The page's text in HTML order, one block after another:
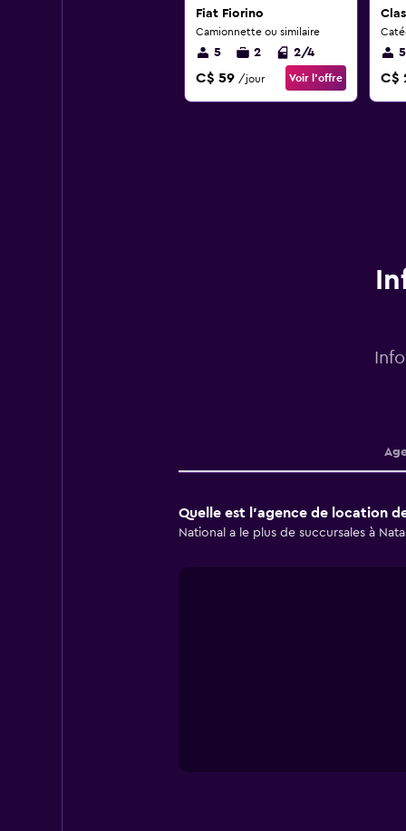
Fiat Fiorino
Camionnette ou similaire
5 2 2/4
C$ 59 /jour Voir l’offre
5
C$
Quelle est l’agence de location
National a le plus de succursales à